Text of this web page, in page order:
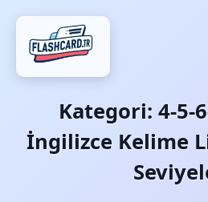
Kategori: 4-5-
İngilizce Kelime